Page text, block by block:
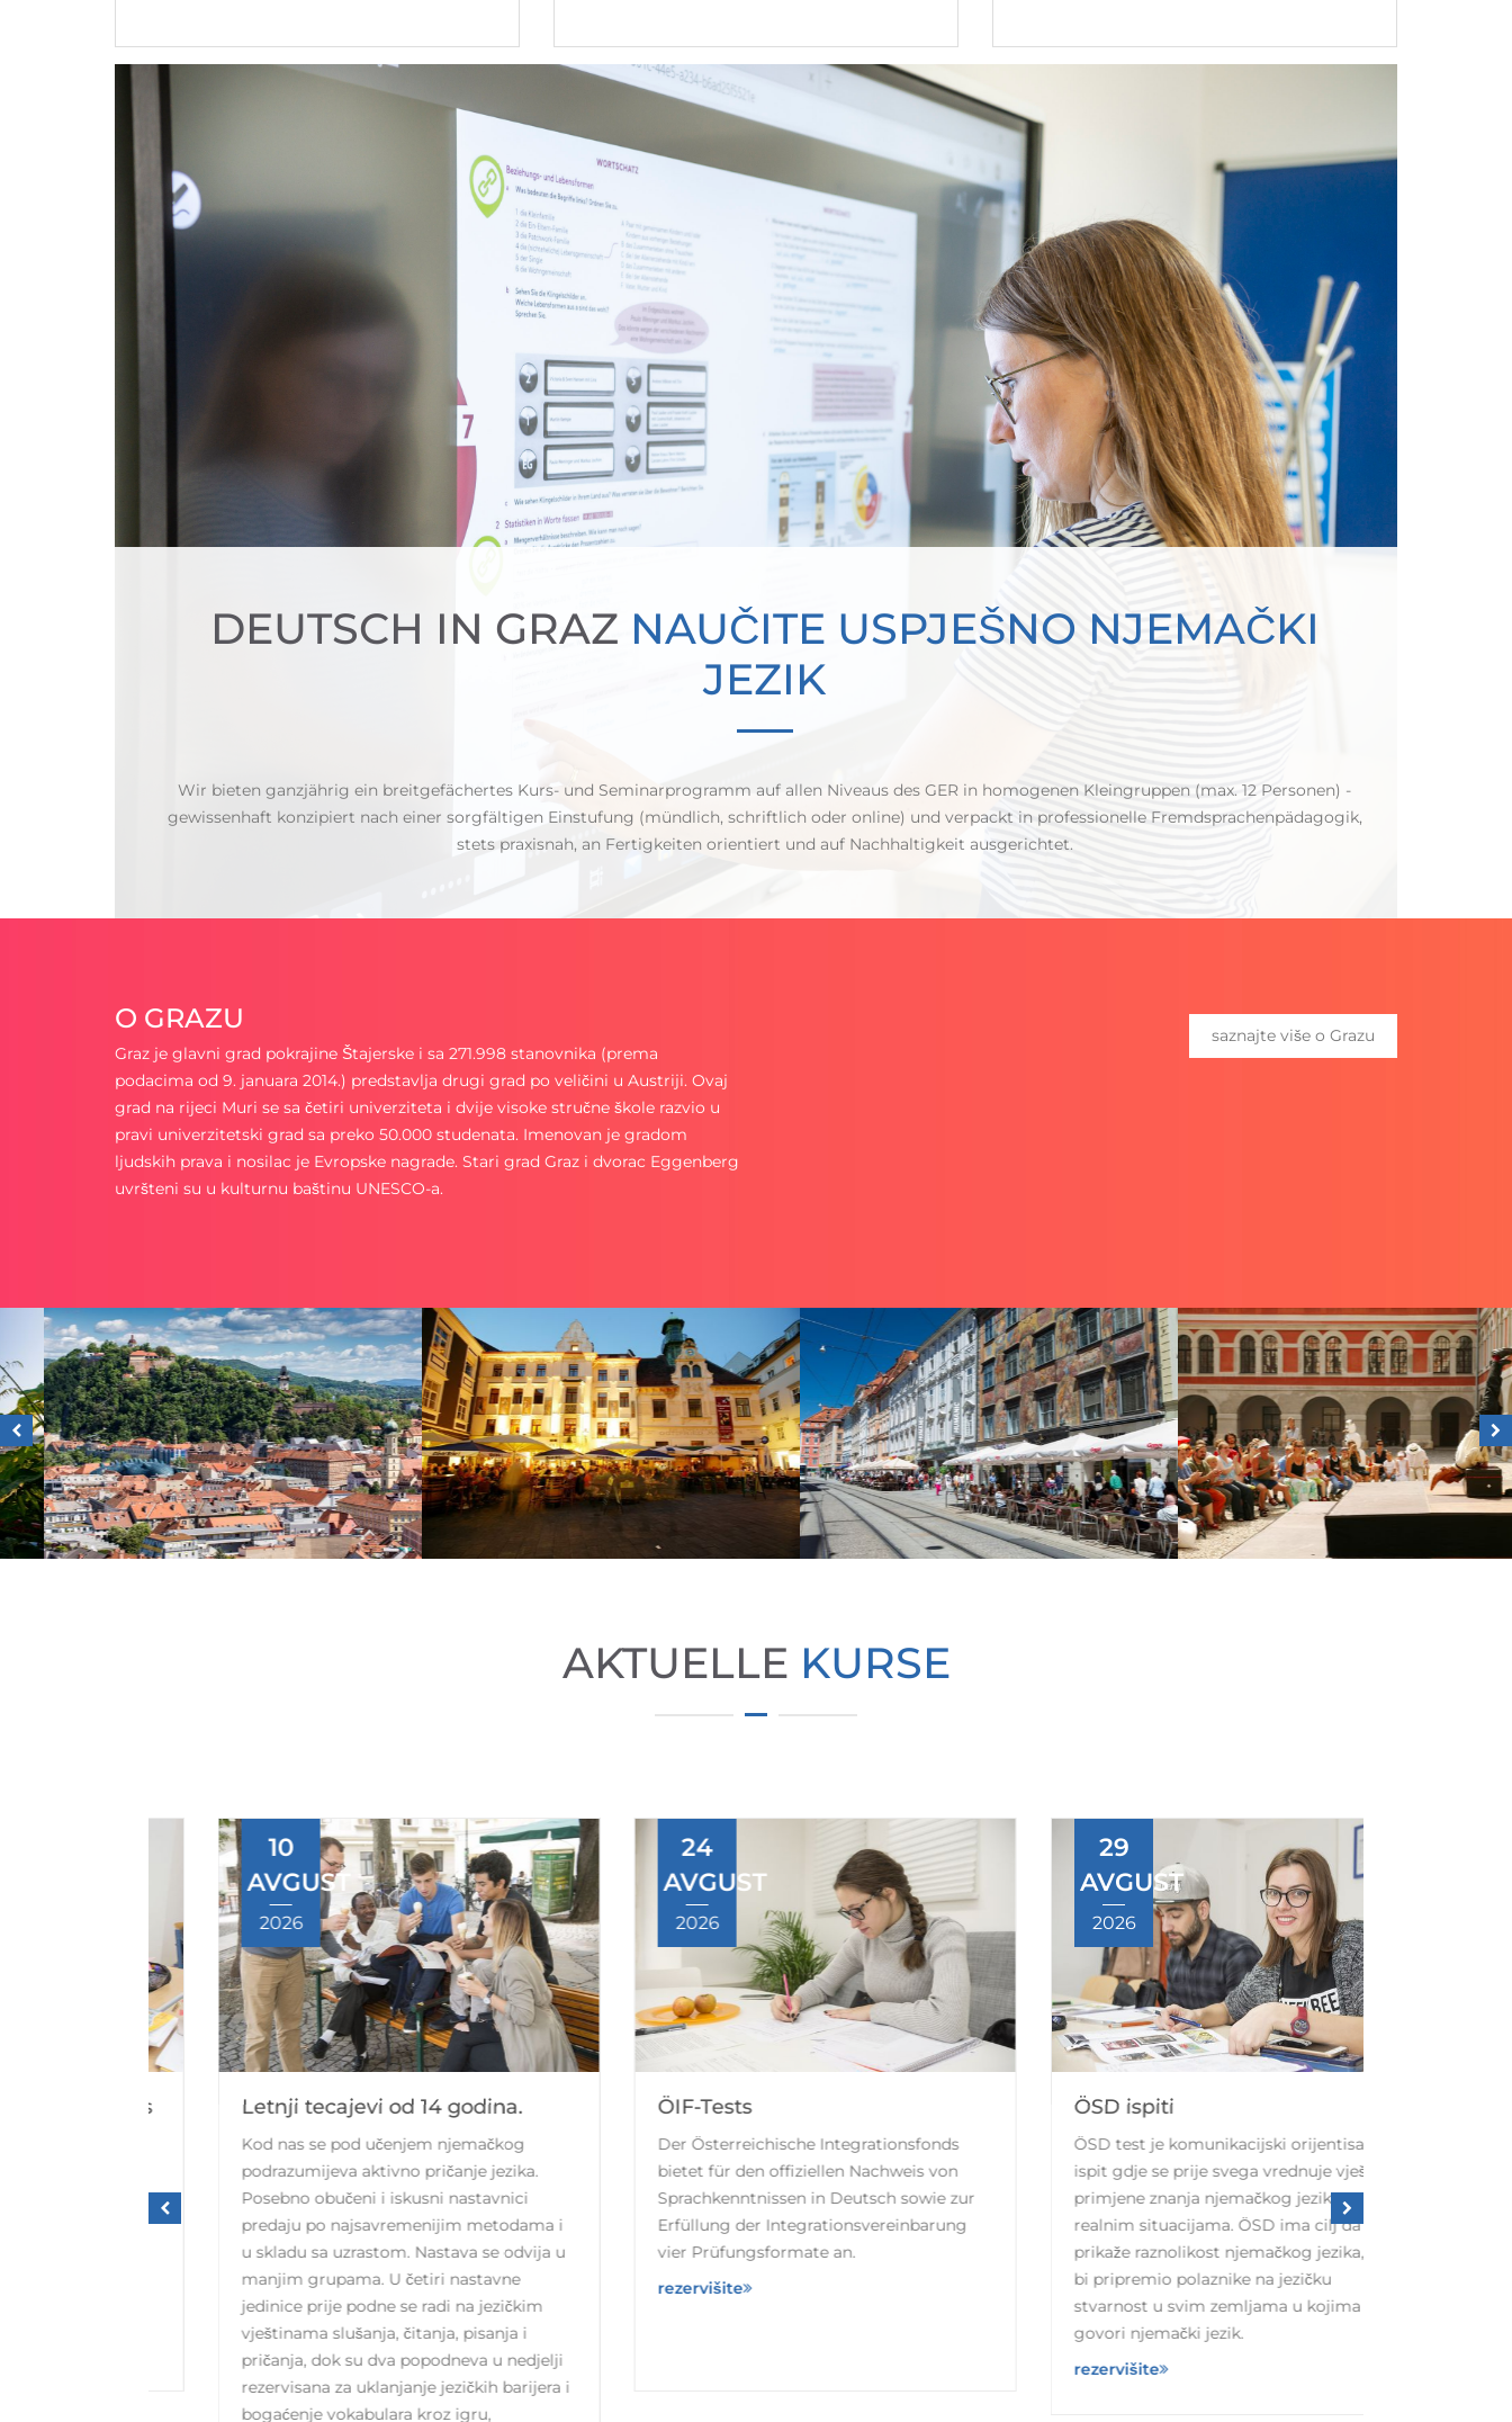
DEUTSCH IN GRAZ NAUČITE USPJEŠNO NJEMAČKI
JEZIK
Wir bieten ganzjährig ein breitgefächertes Kurs- und Seminarprogramm auf allen Niveaus des GER in homogenen Kleingruppen (max. 12 Personen) -
gewissenhaft konzipiert nach einer sorgfältigen Einstufung (mündlich, schriftlich oder online) und verpackt in professionelle Fremdsprachenpädagogik,
stets praxisnah, an Fertigkeiten orientiert und auf Nachhaltigkeit ausgerichtet.
O GRAZU
Graz je glavni grad pokrajine Štajerske i sa 271.998 stanovnika (prema
podacima od 9. januara 2014.) predstavlja drugi grad po veličini u Austriji. Ovaj
grad na rijeci Muri se sa četiri univerziteta i dvije visoke stručne škole razvio u
pravi univerzitetski grad sa preko 50.000 studenata. Imenovan je gradom
ljudskih prava i nosilac je Evropske nagrade. Stari grad Graz i dvorac Eggenberg
uvršteni su u kulturnu baštinu UNESCO-a.
saznajte više o Grazu
AKTUELLE KURSE
Letnji tecajevi od 14 godina.
10
AVGUST
2026
Kod nas se pod učenjem njemačkog
podrazumijeva aktivno pričanje jezika.
Posebno obučeni i iskusni nastavnici
predaju po najsavremenijim metodama i
u skladu sa uzrastom. Nastava se odvija u
manjim grupama. U četiri nastavne
jedinice prije podne se radi na jezičkim
vještinama slušanja, čitanja, pisanja i
pričanja, dok su dva popodneva u nedjelji
rezervisana za uklanjanje jezičkih barijera i
bogaćenje vokabulara kroz igru,
ÖIF-Tests
24
AVGUST
Der Österreichische Integrationsfonds
bietet für den offiziellen Nachweis von
Sprachkenntnissen in Deutsch sowie zur
Erfüllung der Integrationsvereinbarung
vier Prüfungsformate an.
rezervišite
ÖSD ispiti
AVGUST
ÖSD test je komunikacijski orijentisan
ispit gdje se prije svega vrednuje vještina
primjene znanja njemačkog jezika u
realnim situacijama. ÖSD ima cilj da
prikaže raznolikost njemačkog jezika, kako
bi pripremio polaznike na jezičku
stvarnost u svim zemljama u kojima se
govori njemački jezik.
rezervišite